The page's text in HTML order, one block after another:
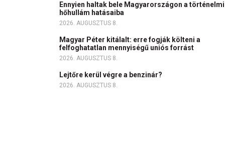
Ennyien haltak bele Magyarországon a történelmi
hőhullám hatásaiba
2026. AUGUSZTUS 8.
Magyar Péter kitálalt: erre fogják költeni a
felfoghatatlan mennyiségű uniós forrást
2026. AUGUSZTUS 8.
Lejtőre kerül végre a benzinár?
2026. AUGUSZTUS 8.